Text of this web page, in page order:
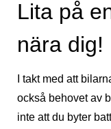
Lita på
nära dig!
I takt med att
också behovet av
inte att du byter